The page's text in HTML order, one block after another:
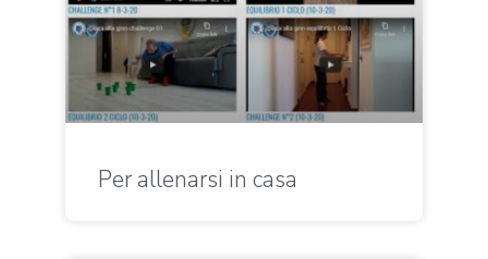
Per allenarsi in casa